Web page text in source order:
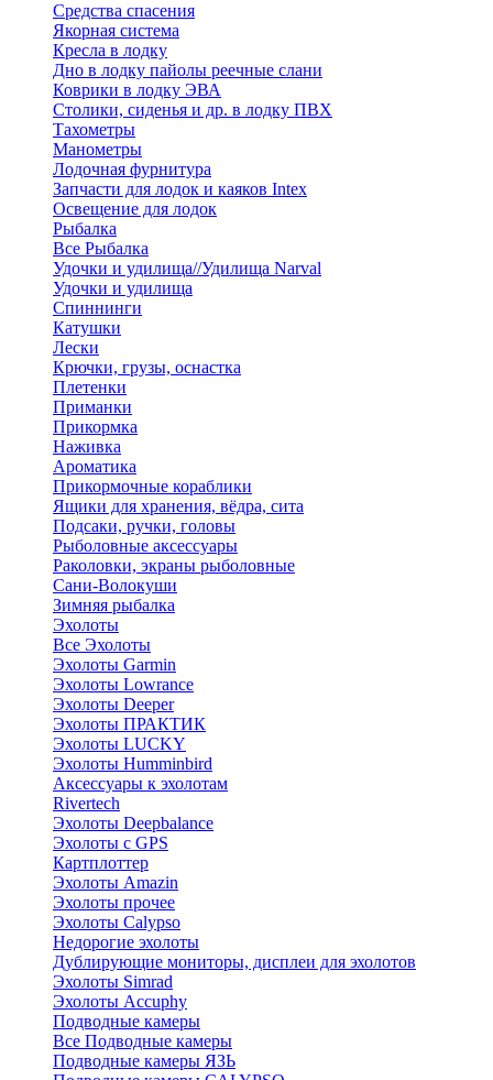
Средства спасения
Якорная система
Кресла в лодку
Дно в лодку пайолы реечные слани
Коврики в лодку ЭВА
Столики, сиденья и др. в лодку ПВХ
Тахометры
Манометры
Лодочная фурнитура
Запчасти для лодок и каяков Intex
Освещение для лодок
Рыбалка
Все Рыбалка
Удочки и удилища//Удилища Narval
Удочки и удилища
Спиннинги
Катушки
Лески
Крючки, грузы, оснастка
Плетенки
Приманки
Прикормка
Наживка
Ароматика
Прикормочные кораблики
Ящики для хранения, вёдра, сита
Подсаки, ручки, головы
Рыболовные аксессуары
Раколовки, экраны рыболовные
Сани-Волокуши
Зимняя рыбалка
Эхолоты
Все Эхолоты
Эхолоты Garmin
Эхолоты Lowrance
Эхолоты Deeper
Эхолоты ПРАКТИК
Эхолоты LUCKY
Эхолоты Humminbird
Аксессуары к эхолотам
Rivertech
Эхолоты Deepbalance
Эхолоты с GPS
Картплоттер
Эхолоты Amazin
Эхолоты прочее
Эхолоты Calypso
Недорогие эхолоты
Дублирующие мониторы, дисплеи для эхолотов
Эхолоты Simrad
Эхолоты Accuphy
Подводные камеры
Все Подводные камеры
Подводные камеры ЯЗЬ